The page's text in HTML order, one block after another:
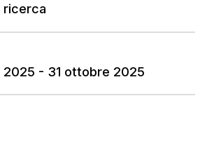
ricerca
2025 - 31 ottobre 2025